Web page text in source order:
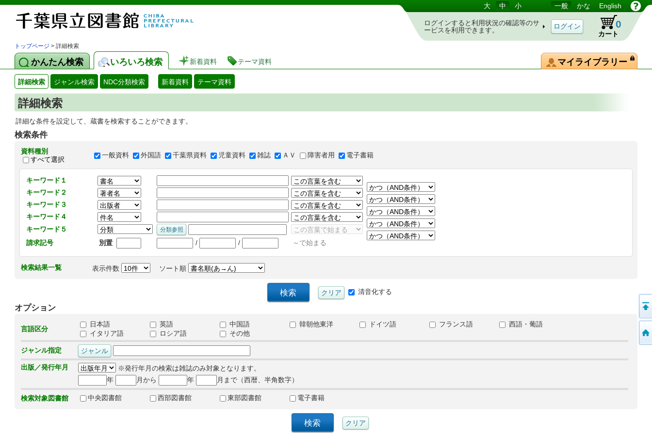
図書館 蔵書検索・予約システム 大 中 小 一般 かな English
ログインすると利用状況の確認等のサ
ービスを利用できます。
カート
0
トップページ > 詳細検索
かんたん検索 いろいろ検索 新着資料 テーマ資料 マイライブラリー
詳細検索 ジャンル検索 NDC分類検索 新着資料 テーマ資料
詳細検索
詳細な条件を設定して、蔵書を検索することができます。
検索条件
資料種別
すべて選択
一般資料 外国語 千葉県資料 児童資料 雑誌 ＡＶ 障害者用 電子書籍
キーワード１
キーワード２
キーワード３
キーワード４
キーワード５
請求記号
別置 / / ～で始まる
検索結果一覧 表示件数 ソート順
清音化する
オプション
言語区分
日本語 英語 中国語 韓朝他東洋 ドイツ語 フランス語
西語・葡語
イタリア語
ロシア語 その他
ジャンル指定
出版／発行年月
※発行年月の検索は雑誌のみ対象となります。
年
月から 年 月まで（西暦、半角数字）
検索対象図書館 中央図書館 西部図書館 東部図書館 電子書籍